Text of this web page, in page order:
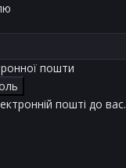
пошти
пошті до вас.